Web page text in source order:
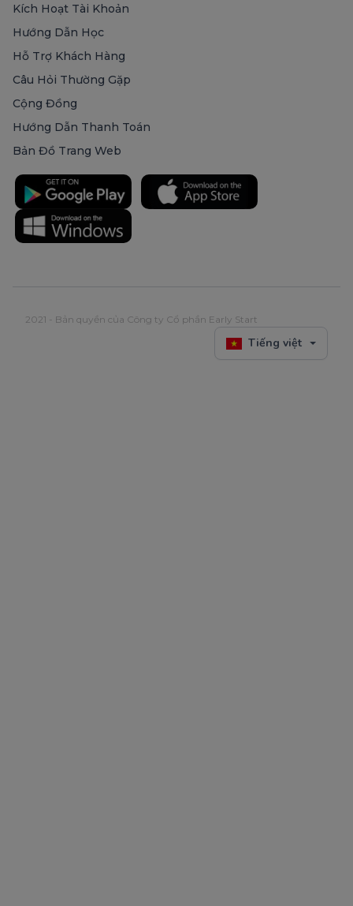
Kích Hoạt Tài Khoản
Hướng Dẫn Học
Hỗ Trợ Khách Hàng
Câu Hỏi Thường Gặp
Cộng Đồng
Hướng Dẫn Thanh Toán
Bản Đồ Trang Web
2021 - Bản quyền của Công ty Cổ phần Early Start
Tiếng việt